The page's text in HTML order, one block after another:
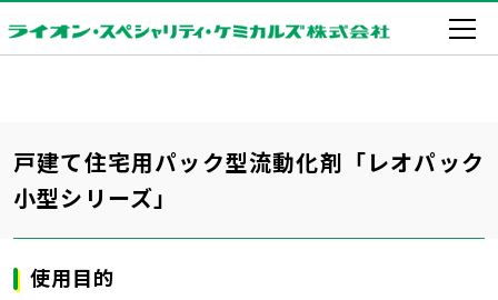
戸建て住宅用パック型流動化剤「レオパック
小型シリーズ」
使用目的